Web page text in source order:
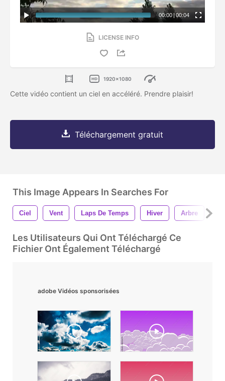
00:00 |00:04
LICENSE INFO
1920x1080
Cette vidéo contient un ciel en accéléré. Prendre plaisir!
Téléchargement gratuit
This Image Appears In Searches For
Ciel Vent Laps De Temps Hiver Arbre
Les Utilisateurs Qui Ont Téléchargé Ce
Fichier Ont Également Téléchargé
adobe Vidéos sponsorisées